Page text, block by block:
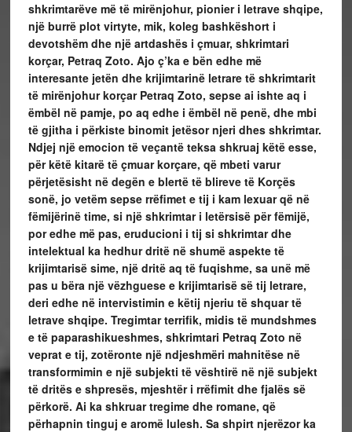
shkrimtarëve më të mirënjohur, pionier i letrave shqipe,
një burrë plot virtyte, mik, koleg bashkëshort i
devotshëm dhe një artdashës i çmuar, shkrimtari
korçar, Petraq Zoto. Ajo ç’ka e bën edhe më
interesante jetën dhe krijimtarinë letrare të shkrimtarit
të mirënjohur korçar Petraq Zoto, sepse ai ishte aq i
ëmbël në pamje, po aq edhe i ëmbël në penë, dhe mbi
të gjitha i përkiste binomit jetësor njeri dhes shkrimtar.
Ndjej një emocion të veçantë teksa shkruaj këtë esse,
për këtë kitarë të çmuar korçare, që mbeti varur
përjetësisht në degën e blertë të blireve të Korçës
sonë, jo vetëm sepse rrëfimet e tij i kam lexuar që në
fëmijërinë time, si një shkrimtar i letërsisë për fëmijë,
por edhe më pas, eruducioni i tij si shkrimtar dhe
intelektual ka hedhur dritë në shumë aspekte të
krijimtarisë sime, një dritë aq të fuqishme, sa unë më
pas u bëra një vëzhguese e krijimtarisë së tij letrare,
deri edhe në intervistimin e këtij njeriu të shquar të
letrave shqipe. Tregimtar terrifik, midis të mundshmes
e të paparashikueshmes, shkrimtari Petraq Zoto në
veprat e tij, zotëronte një ndjeshmëri mahnitëse në
transformimin e një subjekti të vështirë në një subjekt
të dritës e shpresës, mjeshtër i rrëfimit dhe fjalës së
përkorë. Ai ka shkruar tregime dhe romane, që
përhapnin tinguj e aromë lulesh. Sa shpirt njerëzor ka